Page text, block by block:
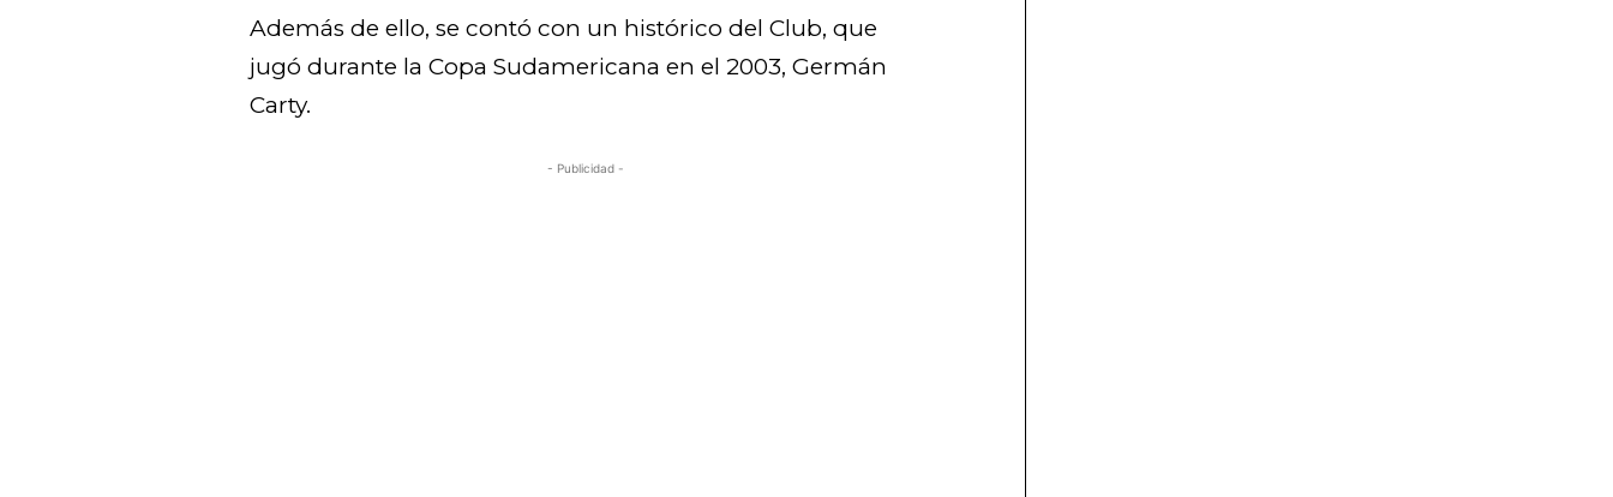
Además de ello, se contó con un histórico del Club, que
jugó durante la Copa Sudamericana en el 2003, Germán
Carty.
- Publicidad -